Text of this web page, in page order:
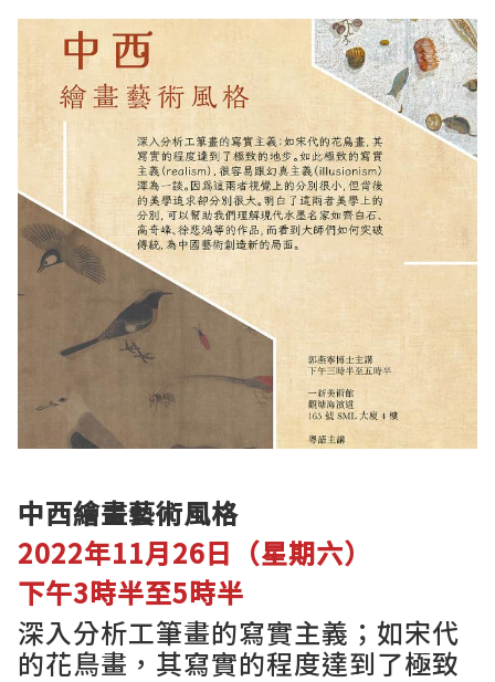
中西繪畫藝術風格
2022年11月26日（星期六）​
下午3時半至5時半
深入分析工筆畫的寫實主義；如宋代
的花鳥畫，其寫實的程度達到了極致